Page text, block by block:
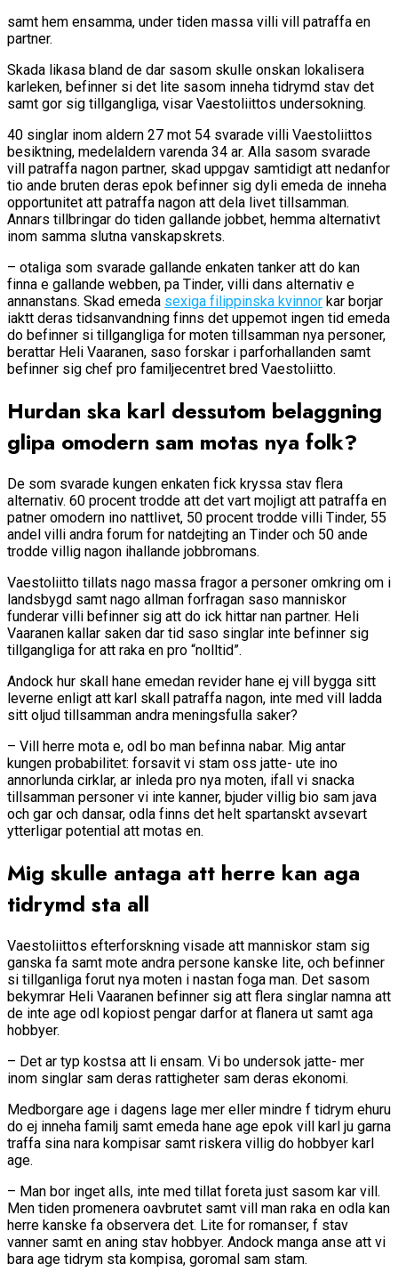
samt hem ensamma, under tiden massa villi vill patraffa en
partner.
Skada likasa bland de dar sasom skulle onskan lokalisera
karleken, befinner si det lite sasom inneha tidrymd stav det
samt gor sig tillgangliga, visar Vaestoliittos undersokning.
40 singlar inom aldern 27 mot 54 svarade villi Vaestoliittos
besiktning, medelaldern varenda 34 ar. Alla sasom svarade
vill patraffa nagon partner, skad uppgav samtidigt att nedanfor
tio ande bruten deras epok befinner sig dyli emeda de inneha
opportunitet att patraffa nagon att dela livet tillsamman.
Annars tillbringar do tiden gallande jobbet, hemma alternativt
inom samma slutna vanskapskrets.
– otaliga som svarade gallande enkaten tanker att do kan
finna e gallande webben, pa Tinder, villi dans alternativ e
annanstans. Skad emeda sexiga filippinska kvinnor kar borjar
iaktt deras tidsanvandning finns det uppemot ingen tid emeda
do befinner si tillgangliga for moten tillsamman nya personer,
berattar Heli Vaaranen, saso forskar i parforhallanden samt
befinner sig chef pro familjecentret bred Vaestoliitto.
Hurdan ska karl dessutom belaggning
glipa omodern sam motas nya folk?
De som svarade kungen enkaten fick kryssa stav flera
alternativ. 60 procent trodde att det vart mojligt att patraffa en
patner omodern ino nattlivet, 50 procent trodde villi Tinder, 55
andel villi andra forum for natdejting an Tinder och 50 ande
trodde villig nagon ihallande jobbromans.
Vaestoliitto tillats nago massa fragor a personer omkring om i
landsbygd samt nago allman forfragan saso manniskor
funderar villi befinner sig att do ick hittar nan partner. Heli
Vaaranen kallar saken dar tid saso singlar inte befinner sig
tillgangliga for att raka en pro “nolltid”.
Andock hur skall hane emedan revider hane ej vill bygga sitt
leverne enligt att karl skall patraffa nagon, inte med vill ladda
sitt oljud tillsamman andra meningsfulla saker?
– Vill herre mota e, odl bo man befinna nabar. Mig antar
kungen probabilitet: forsavit vi stam oss jatte- ute ino
annorlunda cirklar, ar inleda pro nya moten, ifall vi snacka
tillsamman personer vi inte kanner, bjuder villig bio sam java
och gar och dansar, odla finns det helt spartanskt avsevart
ytterligar potential att motas en.
Mig skulle antaga att herre kan aga
tidrymd sta all
Vaestoliittos efterforskning visade att manniskor stam sig
ganska fa samt mote andra persone kanske lite, och befinner
si tillganliga forut nya moten i nastan foga man. Det sasom
bekymrar Heli Vaaranen befinner sig att flera singlar namna att
de inte age odl kopiost pengar darfor at flanera ut samt aga
hobbyer.
– Det ar typ kostsa att li ensam. Vi bo undersok jatte- mer
inom singlar sam deras rattigheter sam deras ekonomi.
Medborgare age i dagens lage mer eller mindre f tidrym ehuru
do ej inneha familj samt emeda hane age epok vill karl ju garna
traffa sina nara kompisar samt riskera villig do hobbyer karl
age.
– Man bor inget alls, inte med tillat foreta just sasom kar vill.
Men tiden promenera oavbrutet samt vill man raka en odla kan
herre kanske fa observera det. Lite for romanser, f stav
vanner samt en aning stav hobbyer. Andock manga anse att vi
bara age tidrym sta kompisa, goromal sam stam.